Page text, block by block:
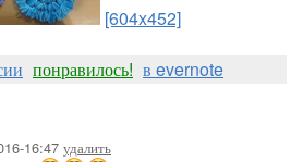
[604x452]
понравилось! в evernote
16:47 удалить